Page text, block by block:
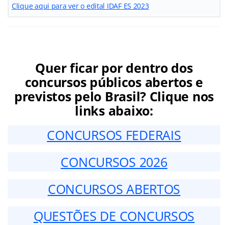
Clique aqui para ver o edital IDAF ES 2023
Quer ficar por dentro dos
concursos públicos abertos e
previstos pelo Brasil? Clique nos
links abaixo:
CONCURSOS FEDERAIS
CONCURSOS 2026
CONCURSOS ABERTOS
QUESTÕES DE CONCURSOS